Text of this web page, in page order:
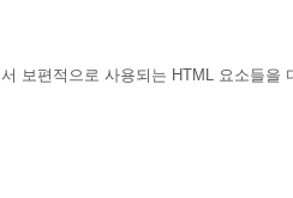
보편적으로 사용되는 HTML 요소들을